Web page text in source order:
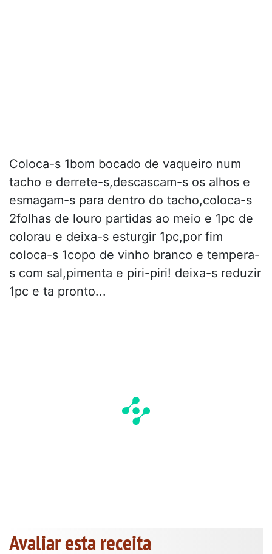
Coloca-s 1bom bocado de vaqueiro num
tacho e derrete-s,descascam-s os alhos e
esmagam-s para dentro do tacho,coloca-s
2folhas de louro partidas ao meio e 1pc de
colorau e deixa-s esturgir 1pc,por fim
coloca-s 1copo de vinho branco e tempera-
s com sal,pimenta e piri-piri! deixa-s reduzir
1pc e ta pronto...
Avaliar esta receita